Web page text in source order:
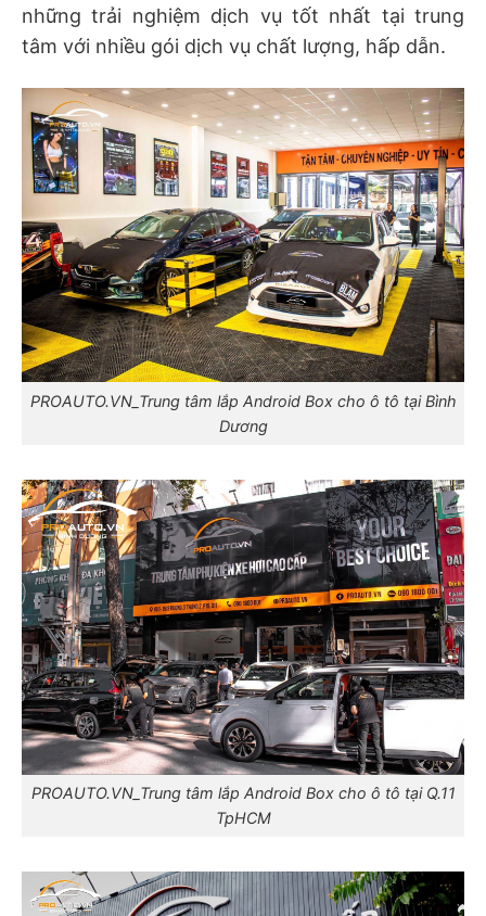
những trải nghiệm dịch vụ tốt nhất tại trung
tâm với nhiều gói dịch vụ chất lượng, hấp dẫn.
PROAUTO.VN_Trung tâm lắp Android Box cho ô tô tại Bình
Dương
PROAUTO.VN_Trung tâm lắp Android Box cho ô tô tại Q.11
TpHCM